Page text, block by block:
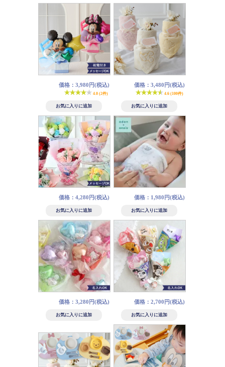
価格：3,980円(税込)
4.0 (2件)
価格：3,480円(税込)
4.6 (100件)
価格：4,280円(税込) 価格：1,980円(税込)
価格：3,280円(税込) 価格：2,700円(税込)